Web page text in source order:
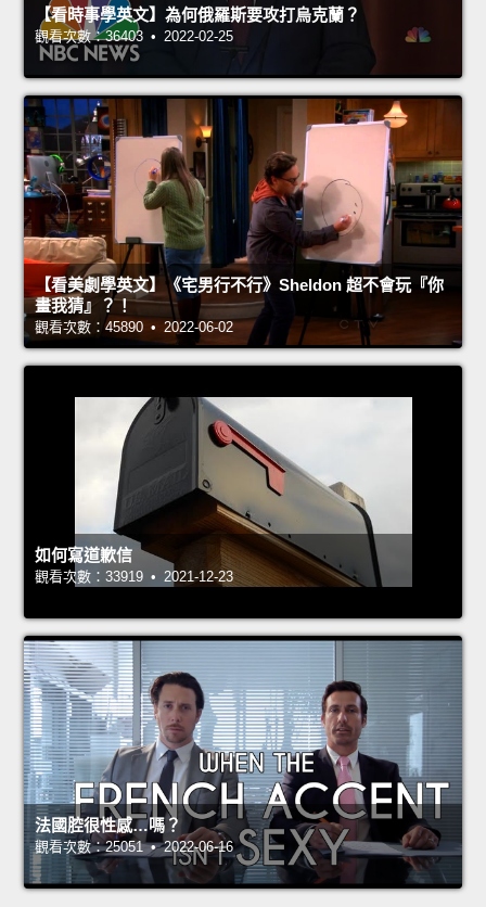
【看時事學英文】為何俄羅斯要攻打烏克蘭？
觀看次數：36403 • 2022-02-25
【看美劇學英文】《宅男行不行》Sheldon 超不會玩『你
畫我猜』？！
觀看次數：45890 • 2022-06-02
如何寫道歉信
觀看次數：33919 • 2021-12-23
法國腔很性感…嗎？
觀看次數：25051 • 2022-06-16